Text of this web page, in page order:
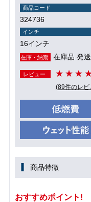
商品コード
324736
インチ
16インチ
在庫・納期 在庫品 発
レビュー
(89件のレ
商品特徴
おすすめポイント!